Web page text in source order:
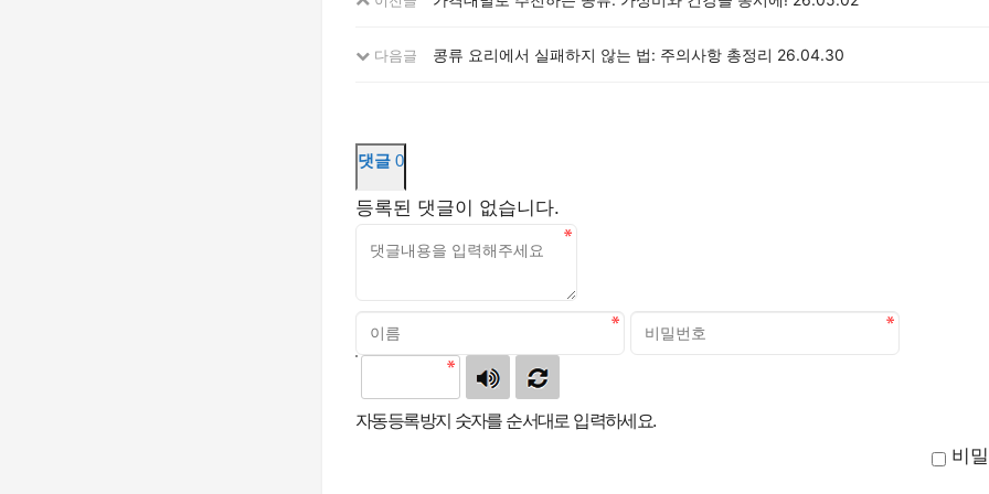
다음글 콩류 요리에서 실패하지 않는 법: 주의사항 총정리 26.04.30
댓글 0
등록된 댓글이 없습니다.
자동등록방지 숫자를 순서대로 입력하세요.
비